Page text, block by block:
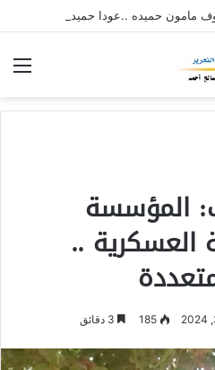
مامون حميده ..عودا حميدا
المؤسسة
العسكرية ..
185